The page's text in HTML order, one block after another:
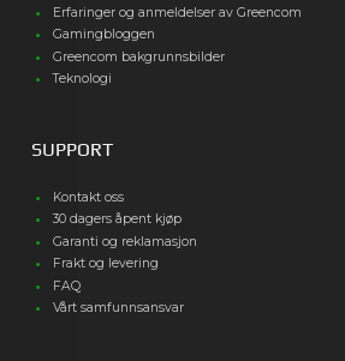
Erfaringer og anmeldelser av Greencom
Gamingbloggen
Greencom bakgrunnsbilder
Teknologi
SUPPORT
Kontakt oss
30 dagers åpent kjøp
Garanti og reklamasjon
Frakt og levering
FAQ
Vårt samfunnsansvar